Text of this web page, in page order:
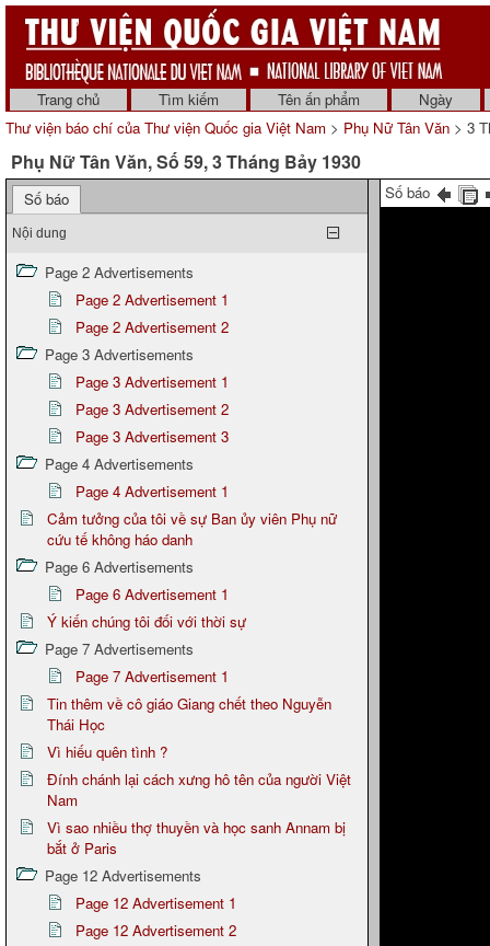
Trang chủ Tìm kiếm Tên ấn phẩm
Ngày
Thư viện báo chí của Thư viện Quốc gia Việt Nam > Phụ Nữ Tân Văn > 3
Phụ Nữ Tân Văn, Số 59, 3 Tháng Bảy 1930
Số báo
Nội dung
Page 2 Advertisements
Page 2 Advertisement 1
Page 2 Advertisement 2
Page 3 Advertisements
Page 3 Advertisement 1
Page 3 Advertisement 2
Page 3 Advertisement 3
Page 4 Advertisements
Page 4 Advertisement 1
Cảm tưởng của tôi về sự Ban ủy viên Phụ nữ
cứu tế không háo danh
Page 6 Advertisements
Page 6 Advertisement 1
Ý kiến chúng tôi đối với thời sự
Page 7 Advertisements
Page 7 Advertisement 1
Tin thêm về cô giáo Giang chết theo Nguyễn
Thái Học
Vì hiếu quên tình ?
Đính chánh lại cách xưng hô tên của người Việt
Nam
Vì sao nhiều thợ thuyền và học sanh Annam bị
bắt ở Paris
Page 12 Advertisements
Page 12 Advertisement 1
Page 12 Advertisement 2
Số báo